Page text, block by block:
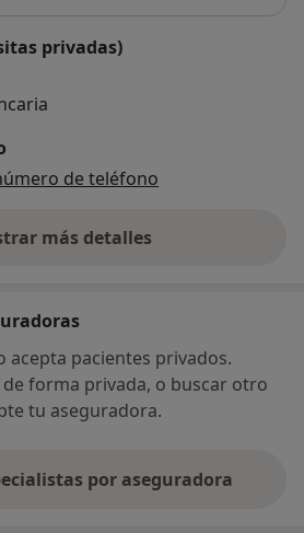
privadas)
de teléfono
más detalles
sobre la dirección
acepta pacientes privados.
forma privada, o buscar otro
tu aseguradora.
por aseguradora